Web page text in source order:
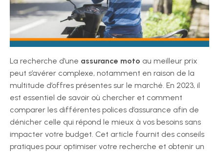
La recherche d’une assurance moto au meilleur prix
peut s’avérer complexe, notamment en raison de la
multitude d’offres présentes sur le marché. En 2023, il
est essentiel de savoir où chercher et comment
comparer les différentes polices d’assurance afin de
dénicher celle qui répond le mieux à vos besoins sans
impacter votre budget. Cet article fournit des conseils
pratiques pour optimiser votre recherche et obtenir un